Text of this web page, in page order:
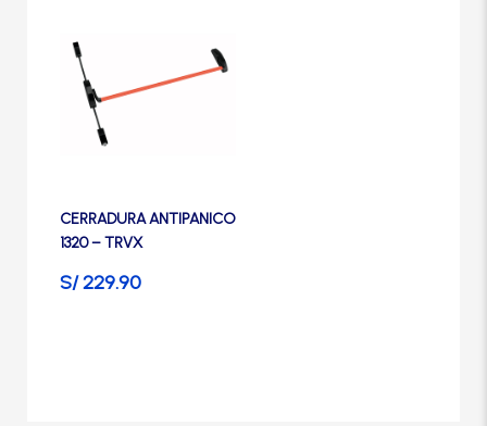
Cierrapuertas
Manillones
Otros
CERRADURA ANTIPANICO
1320 – TRVX
S/229.90